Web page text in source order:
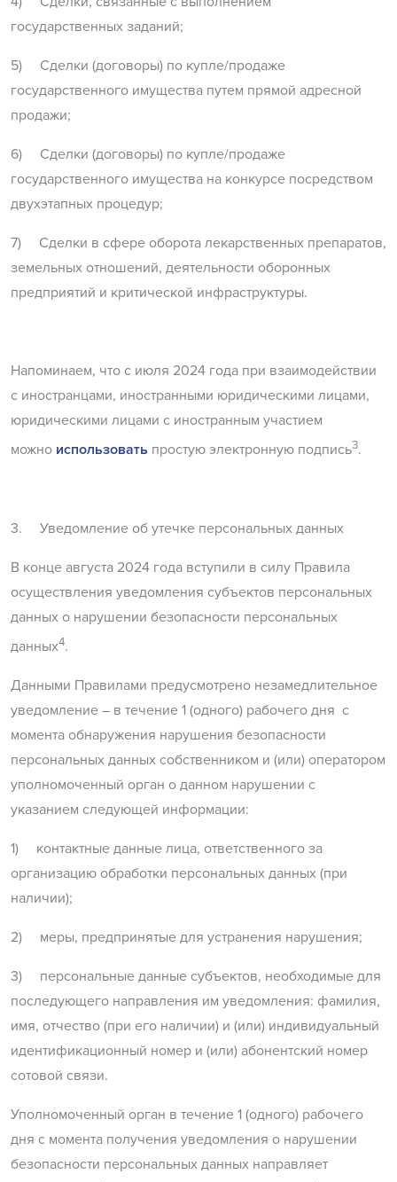
государственных заданий;
5) Сделки (договоры) по купле/продаже
государственного имущества путем прямой адресной
продажи;
6) Сделки (договоры) по купле/продаже
государственного имущества на конкурсе посредством
двухэтапных процедур;
7) Сделки в сфере оборота лекарственных препаратов,
земельных отношений, деятельности оборонных
предприятий и критической инфраструктуры.
Напоминаем, что с июля 2024 года при взаимодействии
с иностранцами, иностранными юридическими лицами,
юридическими лицами с иностранным участием
можно использовать простую электронную подпись3.
3. Уведомление об утечке персональных данных
В конце августа 2024 года вступили в силу Правила
осуществления уведомления субъектов персональных
данных о нарушении безопасности персональных
данных4.
Данными Правилами предусмотрено незамедлительное
уведомление – в течение 1 (одного) рабочего дня c
момента обнаружения нарушения безопасности
персональных данных собственником и (или) оператором
уполномоченный орган о данном нарушении с
указанием следующей информации:
1) контактные данные лица, ответственного за
организацию обработки персональных данных (при
наличии);
2) меры, предпринятые для устранения нарушения;
3) персональные данные субъектов, необходимые для
последующего направления им уведомления: фамилия,
имя, отчество (при его наличии) и (или) индивидуальный
идентификационный номер и (или) абонентский номер
сотовой связи.
Уполномоченный орган в течение 1 (одного) рабочего
дня с момента получения уведомления о нарушении
безопасности персональных данных направляет